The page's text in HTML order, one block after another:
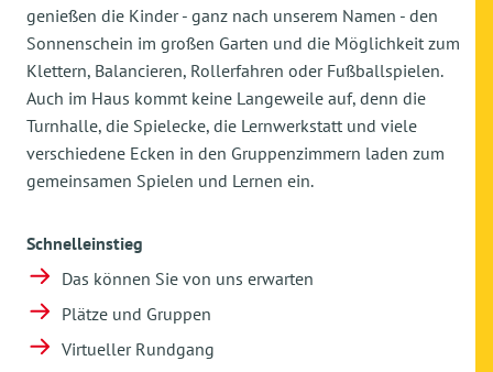
genießen die Kinder - ganz nach unserem Namen - den
Sonnenschein im großen Garten und die Möglichkeit zum
Klettern, Balancieren, Rollerfahren oder Fußballspielen.
Auch im Haus kommt keine Langeweile auf, denn die
Turnhalle, die Spielecke, die Lernwerkstatt und viele
verschiedene Ecken in den Gruppenzimmern laden zum
gemeinsamen Spielen und Lernen ein.
Schnelleinstieg
Das können Sie von uns erwarten
Plätze und Gruppen
Virtueller Rundgang